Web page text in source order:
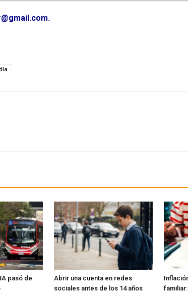
.
pasó de
Abrir una cuenta en redes
sociales antes de los 14 años